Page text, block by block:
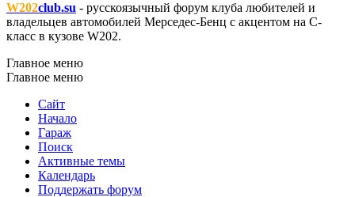
W202club.su - русскоязычный форум клуба любителей и
владельцев автомобилей Мерседес-Бенц с акцентом на C-
класс в кузове W202.
Главное меню
Главное меню
Сайт
Начало
Гараж
Поиск
Активные темы
Календарь
Поддержать форум